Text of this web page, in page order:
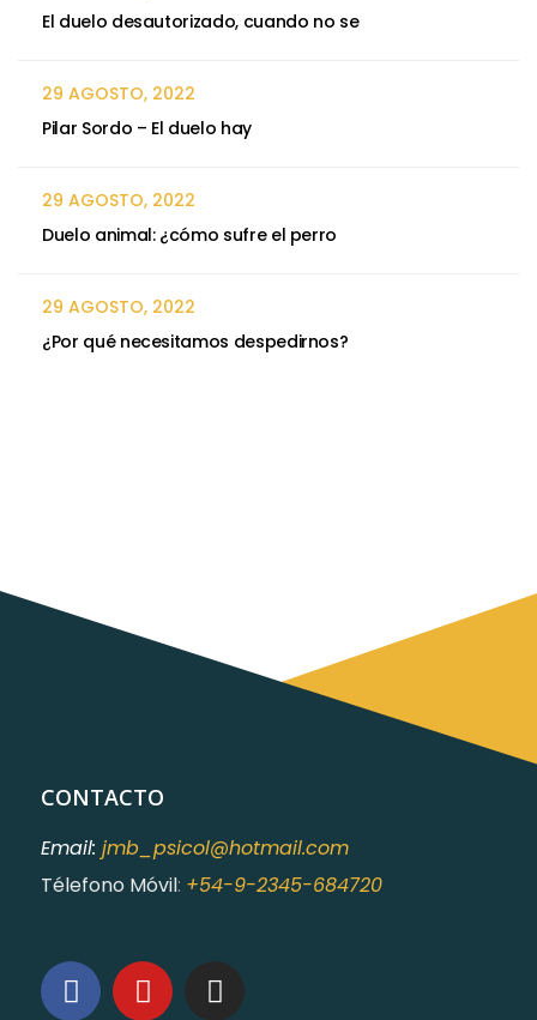
El duelo desautorizado, cuando no se
29 AGOSTO, 2022
Pilar Sordo – El duelo hay
29 AGOSTO, 2022
Duelo animal: ¿cómo sufre el perro
29 AGOSTO, 2022
¿Por qué necesitamos despedirnos?
CONTACTO
Email: jmb_psicol@hotmail.com
Télefono Móvil: +54-9-2345-684720